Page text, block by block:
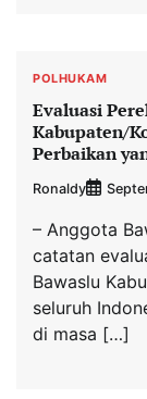
POLHUKAM
Evaluasi
Kabupaten/
Perbaikan
Ronaldy
– Anggota
catatan
Bawaslu
seluruh
di masa […]